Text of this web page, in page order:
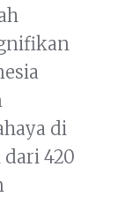
di
420